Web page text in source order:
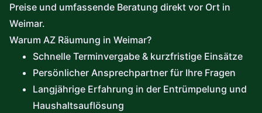
Preise und umfassende Beratung direkt vor Ort in
Weimar.
Warum AZ Räumung in Weimar?
Schnelle Terminvergabe & kurzfristige Einsätze
Persönlicher Ansprechpartner für Ihre Fragen
Langjährige Erfahrung in der Entrümpelung und
Haushaltsauflösung